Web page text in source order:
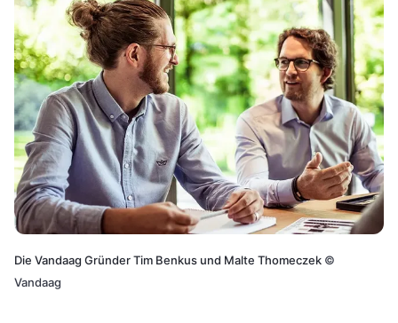
Die Vandaag Gründer Tim Benkus und Malte Thomeczek ©
Vandaag